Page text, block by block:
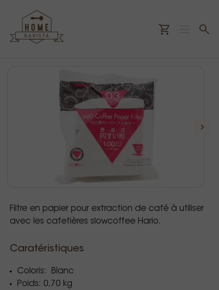
Filtre en papier pour extraction de café à utiliser
avec les cafetières slowcoffee Hario.
Caratéristiques
Coloris: Blanc
Poids: 0,70 kg